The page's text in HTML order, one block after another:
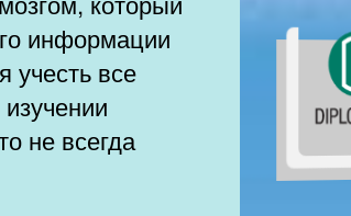
информации
учесть все
не всегда